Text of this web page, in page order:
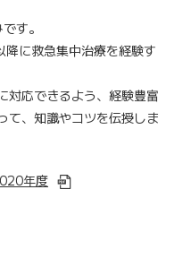
す。
に救急集中治療を経験す
対応できるよう、経験豊富
て、知識やコツを伝授しま
年度